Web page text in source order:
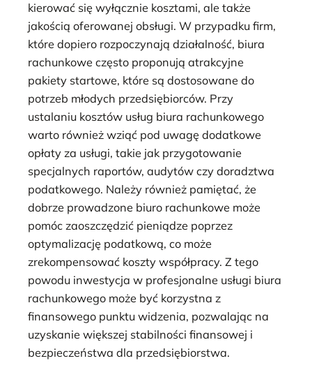
kierować się wyłącznie kosztami, ale także
jakością oferowanej obsługi. W przypadku firm,
które dopiero rozpoczynają działalność, biura
rachunkowe często proponują atrakcyjne
pakiety startowe, które są dostosowane do
potrzeb młodych przedsiębiorców. Przy
ustalaniu kosztów usług biura rachunkowego
warto również wziąć pod uwagę dodatkowe
opłaty za usługi, takie jak przygotowanie
specjalnych raportów, audytów czy doradztwa
podatkowego. Należy również pamiętać, że
dobrze prowadzone biuro rachunkowe może
pomóc zaoszczędzić pieniądze poprzez
optymalizację podatkową, co może
zrekompensować koszty współpracy. Z tego
powodu inwestycja w profesjonalne usługi biura
rachunkowego może być korzystna z
finansowego punktu widzenia, pozwalając na
uzyskanie większej stabilności finansowej i
bezpieczeństwa dla przedsiębiorstwa.